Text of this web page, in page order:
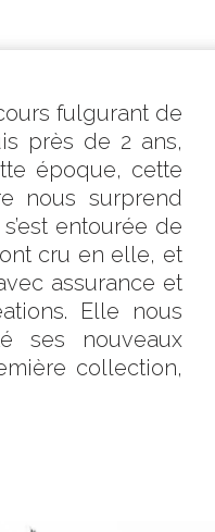
fulgurant de
près de 2 ans,
époque, cette
nous surprend
entourée de
cru en elle, et
assurance et
Elle nous
ses nouveaux
collection,